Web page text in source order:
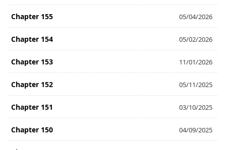
Chapter 155 05/04/2026
Chapter 154 05/02/2026
Chapter 153 11/01/2026
Chapter 152 05/11/2025
Chapter 151 03/10/2025
Chapter 150 04/09/2025